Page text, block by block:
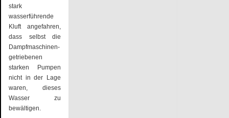
stark
wasserführende
Kluft angefahren,
dass selbst die
Dampfmaschinen-
getriebenen
starken Pumpen
nicht in der Lage
waren, dieses
Wasser zu
bewältigen.